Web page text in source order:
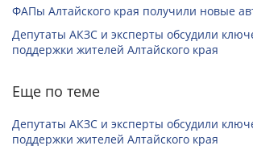
ФАПы Алтайского края получили новые
Депутаты АКЗС и эксперты обсудили
поддержки жителей Алтайского края
Еще по теме
Депутаты АКЗС и эксперты обсудили
поддержки жителей Алтайского края